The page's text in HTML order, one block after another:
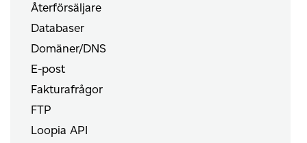
Återförsäljare
Databaser
Domäner/DNS
E-post
Fakturafrågor
FTP
Loopia API